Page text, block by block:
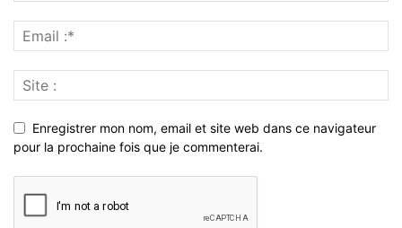
Enregistrer mon nom, email et site web dans ce navigateur
pour la prochaine fois que je commenterai.